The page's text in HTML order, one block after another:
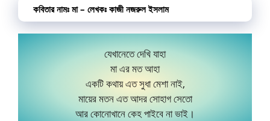
কবিতার নামঃ মা – লেখকঃ কাজী নজরুল ইসলাম
যেখানেতে দেখি যাহা
মা এর মত আহা
একটি কথায় এত সুধা মেশা নাই,
মায়ের মতন এত আদর সোহাগ সেতো
আর কোনোখানে কেহ পাইবে না ভাই।